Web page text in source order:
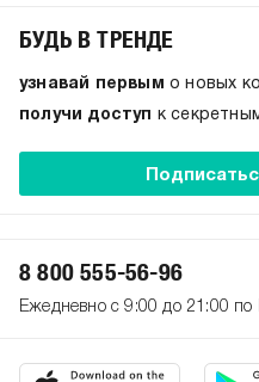
БУДЬ В ТРЕНДЕ
узнавай первым о новых
получи доступ
к
8 800 555-56-96
Ежедневно с 9:00 до 21:00 по